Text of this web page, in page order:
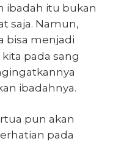
ibadah itu bukan
saja. Namun,
bisa menjadi
pada sang
ibadahnya.
pun akan
pada